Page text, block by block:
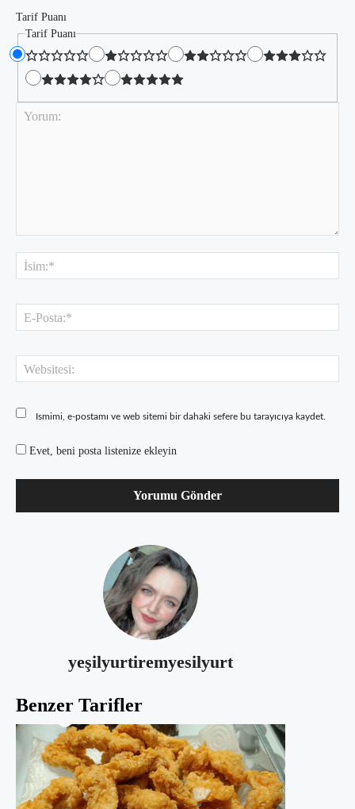
Tarif Puanı
Tarif Puanı
Ismimi, e-postamı ve web sitemi bir dahaki sefere bu tarayıcıya kaydet.
Evet, beni posta listenize ekleyin
yeşilyurtiremyesilyurt
Benzer Tarifler